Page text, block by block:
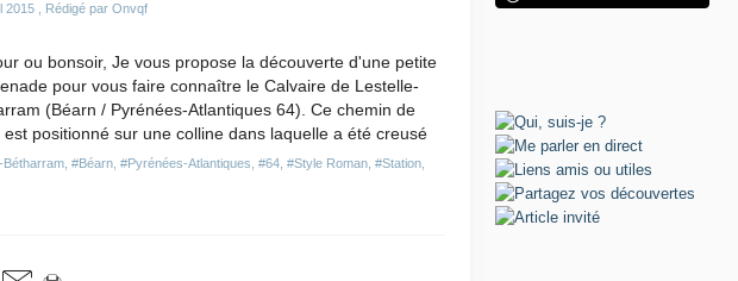
2015 , Rédigé par Onvqf
Bétharram #Béarn #Pyrénées-Atlantiques #64 #Style Roman #Station
ou bonsoir, Je vous propose la découverte d'une petite
pour vous faire connaître le Calvaire de Lestelle-
(Béarn / Pyrénées-Atlantiques 64). Ce chemin de
est positionné sur une colline dans laquelle a été creusé